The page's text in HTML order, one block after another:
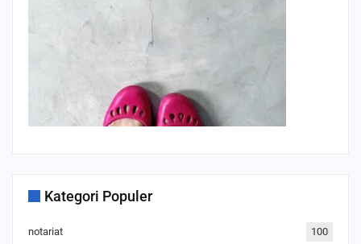
Kategori Populer
notariat 100